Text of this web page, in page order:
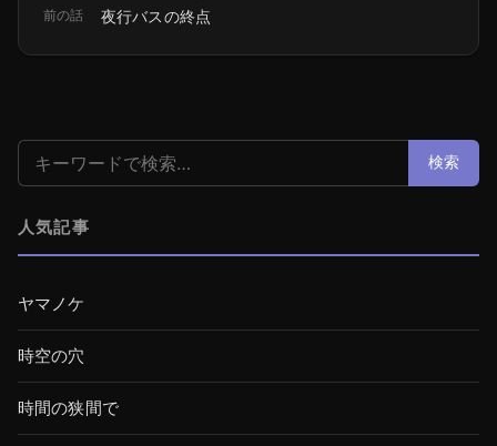
前の話 夜行バスの終点
検索: 検索
人気記事
ヤマノケ
時空の穴
時間の狭間で